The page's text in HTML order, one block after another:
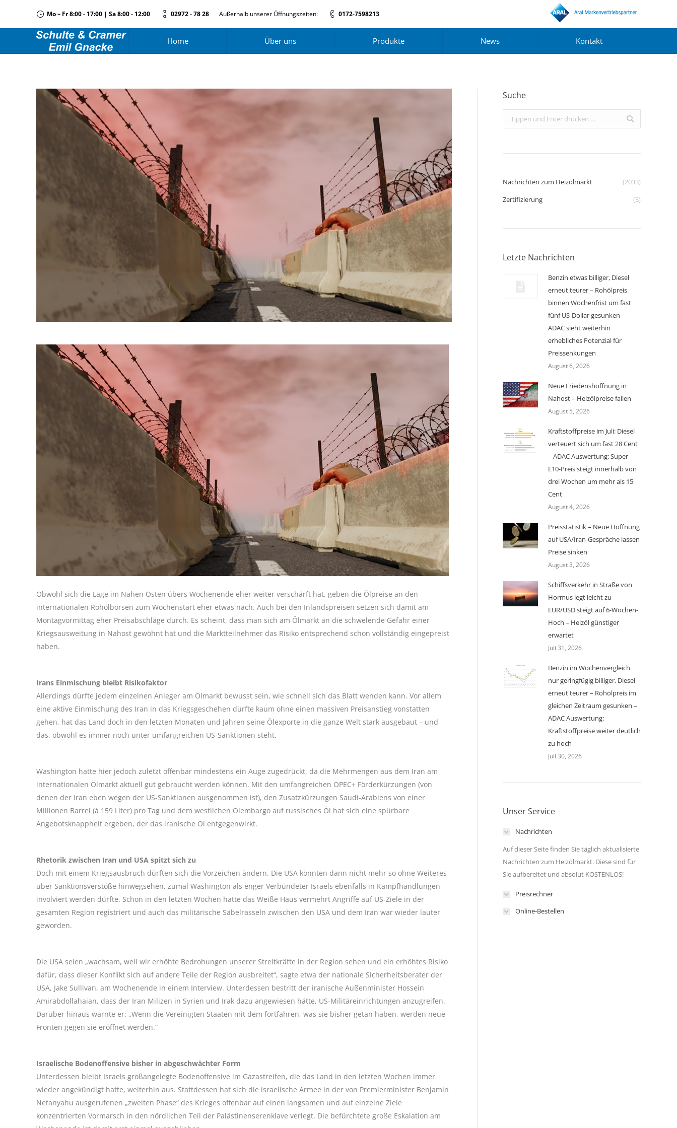
Mo – Fr 8:00 - 17:00 | Sa 8:00 - 12:00 02972 - 78 28 Außerhalb unserer Öffnungszeiten: 0172-7598213
Home Über uns Produkte News Kontakt
Obwohl sich die Lage im Nahen Osten übers Wochenende eher weiter verschärft hat, geben die Ölpreise an den
internationalen Rohölbörsen zum Wochenstart eher etwas nach. Auch bei den Inlandspreisen setzen sich damit am
Montagvormittag eher Preisabschläge durch. Es scheint, dass man sich am Ölmarkt an die schwelende Gefahr einer
Kriegsausweitung in Nahost gewöhnt hat und die Marktteilnehmer das Risiko entsprechend schon vollständig eingepreist
haben.
Irans Einmischung bleibt Risikofaktor
Allerdings dürfte jedem einzelnen Anleger am Ölmarkt bewusst sein, wie schnell sich das Blatt wenden kann. Vor allem
eine aktive Einmischung des Iran in das Kriegsgeschehen dürfte kaum ohne einen massiven Preisanstieg vonstatten
gehen, hat das Land doch in den letzten Monaten und Jahren seine Ölexporte in die ganze Welt stark ausgebaut – und
das, obwohl es immer noch unter umfangreichen US-Sanktionen steht.
Washington hatte hier jedoch zuletzt offenbar mindestens ein Auge zugedrückt, da die Mehrmengen aus dem Iran am
internationalen Ölmarkt aktuell gut gebraucht werden können. Mit den umfangreichen OPEC+ Förderkürzungen (von
denen der Iran eben wegen der US-Sanktionen ausgenommen ist), den Zusatzkürzungen Saudi-Arabiens von einer
Millionen Barrel (á 159 Liter) pro Tag und dem westlichen Ölembargo auf russisches Öl hat sich eine spürbare
Angebotsknappheit ergeben, der das iranische Öl entgegenwirkt.
Rhetorik zwischen Iran und USA spitzt sich zu
Doch mit einem Kriegsausbruch dürften sich die Vorzeichen ändern. Die USA könnten dann nicht mehr so ohne Weiteres
über Sanktionsverstöße hinwegsehen, zumal Washington als enger Verbündeter Israels ebenfalls in Kampfhandlungen
involviert werden dürfte. Schon in den letzten Wochen hatte das Weiße Haus vermehrt Angriffe auf US-Ziele in der
gesamten Region registriert und auch das militärische Säbelrasseln zwischen den USA und dem Iran war wieder lauter
geworden.
Die USA seien „wachsam, weil wir erhöhte Bedrohungen unserer Streitkräfte in der Region sehen und ein erhöhtes Risiko
dafür, dass dieser Konflikt sich auf andere Teile der Region ausbreitet“, sagte etwa der nationale Sicherheitsberater der
USA, Jake Sullivan, am Wochenende in einem Interview. Unterdessen bestritt der iranische Außenminister Hossein
Amirabdollahaian, dass der Iran Milizen in Syrien und Irak dazu angewiesen hätte, US-Militäreinrichtungen anzugreifen.
Darüber hinaus warnte er: „Wenn die Vereinigten Staaten mit dem fortfahren, was sie bisher getan haben, werden neue
Fronten gegen sie eröffnet werden.“
Israelische Bodenoffensive bisher in abgeschwächter Form
Unterdessen bleibt Israels großangelegte Bodenoffensive im Gazastreifen, die das Land in den letzten Wochen immer
wieder angekündigt hatte, weiterhin aus. Stattdessen hat sich die israelische Armee in der von Premierminister Benjamin
Netanyahu ausgerufenen „zweiten Phase“ des Krieges offenbar auf einen langsamen und auf einzelne Ziele
konzentrierten Vormarsch in den nördlichen Teil der Palästinenserenklave verlegt. Die befürchtete große Eskalation am
Suche
Search:
Nachrichten zum Heizölmarkt
(2033)
Zertifizierung
(3)
Letzte Nachrichten
Benzin etwas billiger, Diesel
erneut teurer – Rohölpreis
binnen Wochenfrist um fast
fünf US-Dollar gesunken –
ADAC sieht weiterhin
erhebliches Potenzial für
Preissenkungen
August 6, 2026
Neue Friedenshoffnung in
Nahost – Heizölpreise fallen
August 5, 2026
Kraftstoffpreise im Juli: Diesel
verteuert sich um fast 28 Cent
– ADAC Auswertung: Super
E10-Preis steigt innerhalb von
drei Wochen um mehr als 15
Cent
August 4, 2026
Preisstatistik – Neue Hoffnung
auf USA/Iran-Gespräche lassen
Preise sinken
August 3, 2026
Schiffsverkehr in Straße von
Hormus legt leicht zu –
EUR/USD steigt auf 6-Wochen-
Hoch – Heizöl günstiger
erwartet
Juli 31, 2026
Benzin im Wochenvergleich
nur geringfügig billiger, Diesel
erneut teurer – Rohölpreis im
gleichen Zeitraum gesunken –
ADAC Auswertung:
Kraftstoffpreise weiter deutlich
zu hoch
Juli 30, 2026
Unser Service
Nachrichten
Auf dieser Seite finden Sie täglich aktualisierte
Nachrichten zum Heizölmarkt. Diese sind für
Sie aufbereitet und absolut KOSTENLOS!
Preisrechner
Online-Bestellen